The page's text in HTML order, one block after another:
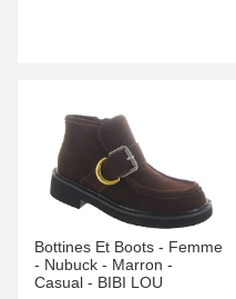
Bottines Et Boots - Femme
- Nubuck - Marron -
Casual - BIBI LOU